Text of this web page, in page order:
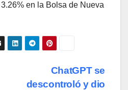
en la Bolsa de Nueva
ChatGPT se
descontroló y dio